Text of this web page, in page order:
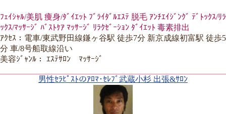
ﾌｪｲｼｬﾙ/美肌 痩身/ﾀﾞｲｴｯﾄ ﾌﾞﾗｲﾀﾞﾙｴｽﾃ 脱毛 ｱﾝﾁｴｲｼﾞﾝｸﾞ ﾃﾞﾄｯｸｽ/ﾘﾗ
ｯｸｽ/ﾏｯｻｰｼﾞ ﾊﾞｽﾄｹｱ ﾏｯｻｰｼﾞ ﾘﾗｸｾﾞｰｼｮﾝ ﾀﾞｲｴｯﾄ 毒素排出
ｱｸｾｽ：電車/東武野田線鎌ヶ谷駅 徒歩7分 新京成線初富駅 徒歩5
分 車/8号船取線沿い
美容ｼﾞｬﾝﾙ： ｴｽﾃｻﾛﾝ ﾏｯｻｰｼﾞ
男性ｾﾗﾋﾟｽﾄのｱﾛﾏ･ｾﾚﾌﾞ武蔵小杉 出張&ｻﾛﾝ